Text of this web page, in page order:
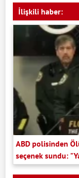
İlişkili haber:
ABD polisinden
seçenek sundu: